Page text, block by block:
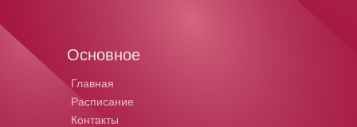
Основное
Главная
Расписание
Контакты